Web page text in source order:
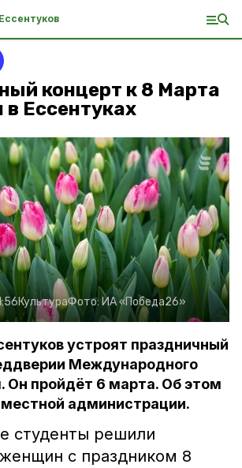
концерт к 8 Марта
в Ессентуках
КультураФото: ИА «Победа26»
устроят праздничный
Международного
Он пройдёт 6 марта. Об этом
местной администрации.
студенты решили
с праздником 8